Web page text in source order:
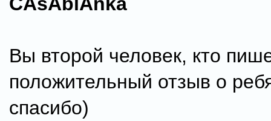
Вы второй человек, кто
положительный отзыв о
спасибо)